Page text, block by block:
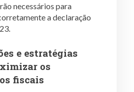
necessários para
a declaração
e estratégias
os
fiscais